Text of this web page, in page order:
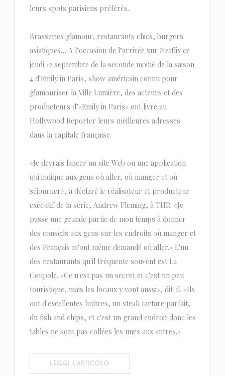
leurs spots parisiens préférés.
Brasseries glamour, restaurants chics, burgers
asiatiques… A l’occasion de l’arrivée sur Netflix ce
jeudi 12 septembre de la seconde moitié de la saison
4 d'Emily in Paris, show américain connu pour
glamouriser la Ville Lumière, des acteurs et des
producteurs d’«Emily in Paris» ont livré au
Hollywood Reporter leurs meilleures adresses
dans la capitale française.
«Je devrais lancer un site Web ou une application
qui indique aux gens où aller, où manger et où
séjourner», a déclaré le réalisateur et producteur
exécutif de la série, Andrew Fleming, à THR. «Je
passe une grande partie de mon temps à donner
des conseils aux gens sur les endroits où manger et
des Français m'ont même demandé où aller.» L'un
des restaurants qu'il fréquente souvent est La
Coupole. «Ce n'est pas un secret et c'est un peu
touristique, mais les locaux y vont aussi», dit-il. «Ils
ont d'excellentes huîtres, un steak tartare parfait,
du fish and chips, et c'est un grand endroit donc les
tables ne sont pas collées les unes aux autres.»
LEGGI L'ARTICOLO